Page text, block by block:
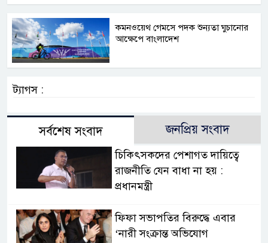
কমনওয়েথ গেমসে পদক শুন্যতা ঘুচানোর
আক্ষেপে বাংলাদেশ
ট্যাগস :
সর্বশেষ সংবাদ জনপ্রিয় সংবাদ
চিকিৎসকদের পেশাগত দায়িত্বে
রাজনীতি যেন বাধা না হয় :
প্রধানমন্ত্রী
ফিফা সভাপতির বিরুদ্ধে এবার
‘নারী সংক্রান্ত অভিযোগ